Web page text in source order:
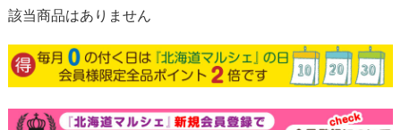
該当商品はありません